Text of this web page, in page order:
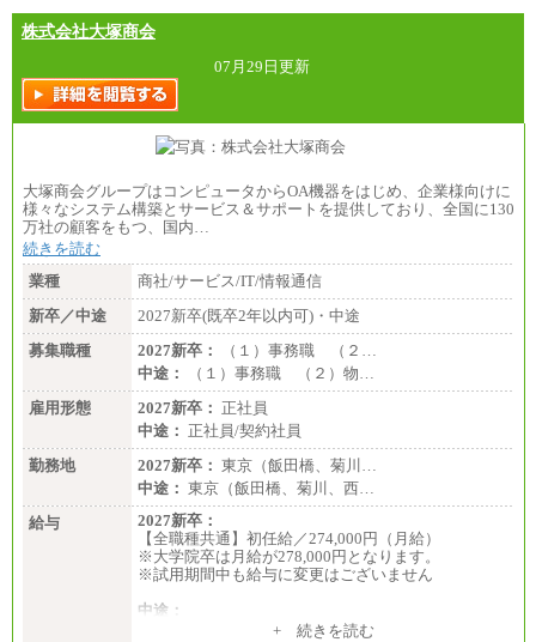
株式会社大塚商会
07月29日更新
大塚商会グループはコンピュータからOA機器をはじめ、企業様向けに
様々なシステム構築とサービス＆サポートを提供しており、全国に130
万社の顧客をもつ、国内…
続きを読む
業種
商社/サービス/IT/情報通信
新卒／中途
2027新卒(既卒2年以内可)・中途
募集職種
2027新卒：
（１）事務職 （２…
中途：
（１）事務職 （２）物…
雇用形態
2027新卒： 正社員
中途： 正社員/契約社員
勤務地
2027新卒： 東京（飯田橋、菊川…
中途： 東京（飯田橋、菊川、西…
給与
2027新卒：
【全職種共通】初任給／274,000円（月給）
※大学院卒は月給が278,000円となります。
※試用期間中も給与に変更はございません
中途：
（１）～（４）274,000円（月給）～
+ 続きを読む